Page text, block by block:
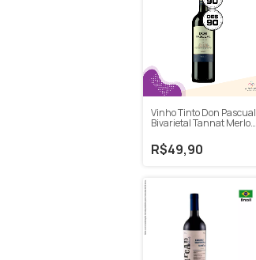
Vinho Tinto Don Pascual
Bivarietal Tannat Merlot
R$49,90